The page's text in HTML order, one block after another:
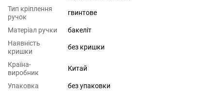
Тип кріплення
ручок
гвинтове
Матеріал ручки
бакеліт
Наявність
кришки
без кришки
Країна-
виробник
Китай
Упаковка
без упаковки